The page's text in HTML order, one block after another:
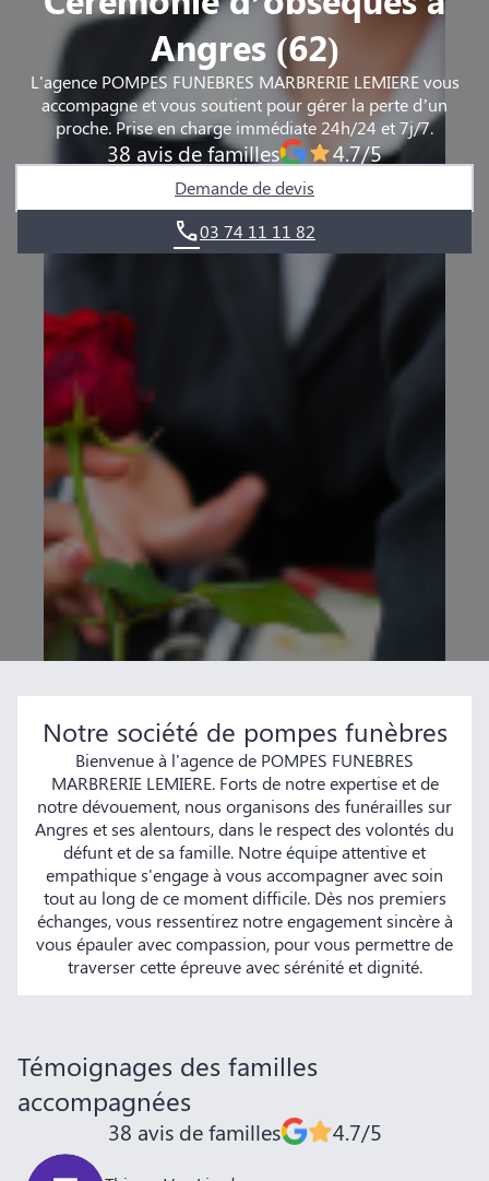
Angres (62)
L'agence POMPES FUNEBRES MARBRERIE LEMIERE vous
accompagne et vous soutient pour gérer la perte d’un
proche. Prise en charge immédiate 24h/24 et 7j/7.
38 avis de familles 4.7/5
Demande de devis
03 74 11 11 82
Notre société de pompes funèbres
Bienvenue à l'agence de POMPES FUNEBRES
MARBRERIE LEMIERE. Forts de notre expertise et de
notre dévouement, nous organisons des funérailles sur
Angres et ses alentours, dans le respect des volontés du
défunt et de sa famille. Notre équipe attentive et
empathique s'engage à vous accompagner avec soin
tout au long de ce moment difficile. Dès nos premiers
échanges, vous ressentirez notre engagement sincère à
vous épauler avec compassion, pour vous permettre de
traverser cette épreuve avec sérénité et dignité.
Témoignages des familles
accompagnées
38 avis de familles 4.7/5